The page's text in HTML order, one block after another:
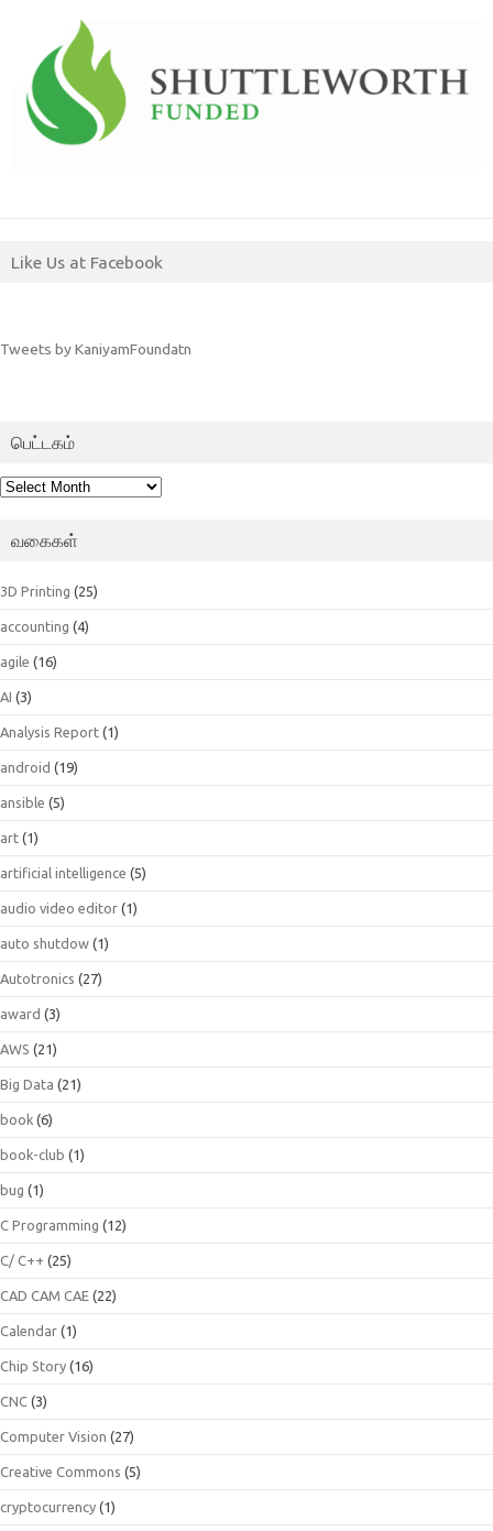
Like Us at Facebook
Tweets by KaniyamFoundatn
பெட்டகம்
பெட்டகம்
வகைகள்
3D Printing (25)
accounting (4)
agile (16)
AI (3)
Analysis Report (1)
android (19)
ansible (5)
art (1)
artificial intelligence (5)
audio video editor (1)
auto shutdow (1)
Autotronics (27)
award (3)
AWS (21)
Big Data (21)
book (6)
book-club (1)
bug (1)
C Programming (12)
C/ C++ (25)
CAD CAM CAE (22)
Calendar (1)
Chip Story (16)
CNC (3)
Computer Vision (27)
Creative Commons (5)
cryptocurrency (1)